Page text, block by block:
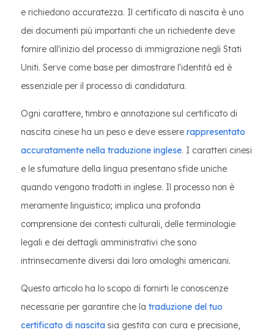
e richiedono accuratezza. Il certificato di nascita è uno
dei documenti più importanti che un richiedente deve
fornire all'inizio del processo di immigrazione negli Stati
Uniti. Serve come base per dimostrare l'identità ed è
essenziale per il processo di candidatura.
Ogni carattere, timbro e annotazione sul certificato di
nascita cinese ha un peso e deve essere rappresentato
accuratamente nella traduzione inglese. I caratteri cinesi
e le sfumature della lingua presentano sfide uniche
quando vengono tradotti in inglese. Il processo non è
meramente linguistico; implica una profonda
comprensione dei contesti culturali, delle terminologie
legali e dei dettagli amministrativi che sono
intrinsecamente diversi dai loro omologhi americani.
Questo articolo ha lo scopo di fornirti le conoscenze
necessarie per garantire che la traduzione del tuo
certificato di nascita sia gestita con cura e precisione,